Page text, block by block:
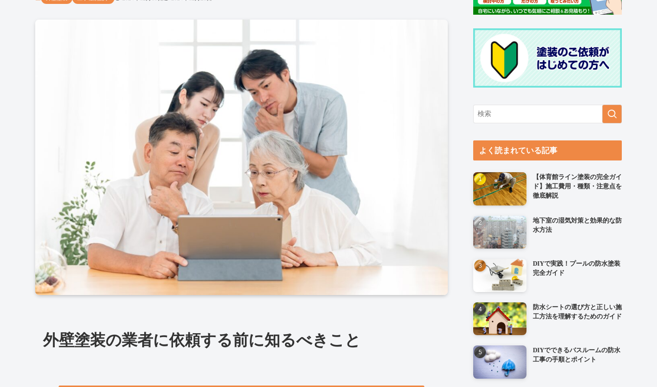
外壁塗装の業者に依頼する前に知るべきこと
よく読まれている記事
【体育館ライン塗装の完全ガイ
ド】施工費用・種類・注意点を
徹底解説
地下室の湿気対策と効果的な防
水方法
DIYで実践！プールの防水塗装
完全ガイド
防水シートの選び方と正しい施
工方法を理解するためのガイド
DIYでできるバスルームの防水
工事の手順とポイント